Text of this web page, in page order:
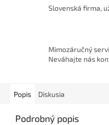
Slovenská firma,
Mimozáručný
Neváhajte nás
Popis Diskusia
Podrobný popis